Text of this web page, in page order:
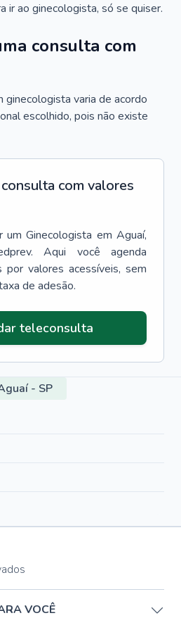
ir ao ginecologista, só se quiser.
consulta com
ginecologista varia de acordo
escolhido, pois não existe
com valores
um Ginecologista em Aguaí,
Aqui você agenda
por valores acessíveis, sem
de adesão.
teleconsulta
- SP
VOCÊ